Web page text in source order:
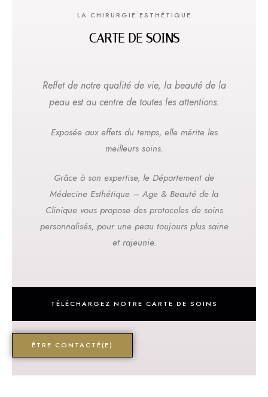
LA CHIRURGIE ESTHÉTIQUE
CARTE DE SOINS
Reflet de notre qualité de vie, la beauté de la
peau est au centre de toutes les attentions.
Exposée aux effets du temps, elle mérite les
meilleurs soins.
Grâce à son expertise, le Département de
Médecine Esthétique – Age & Beauté de la
Clinique vous propose des protocoles de soins
personnalisés, pour une peau toujours plus saine
et rajeunie.
TÉLÉCHARGEZ NOTRE CARTE DE SOINS
ÊTRE CONTACTÉ(E)